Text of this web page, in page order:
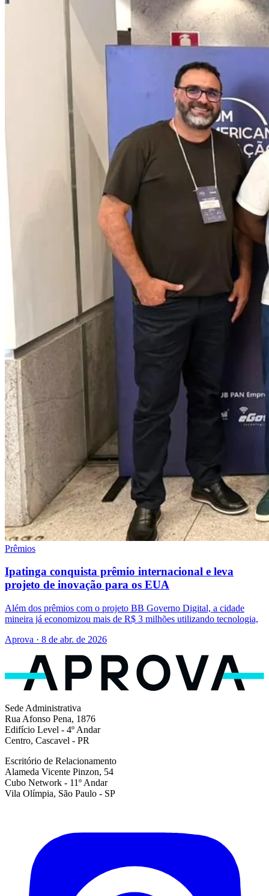
Prêmios
Ipatinga conquista prêmio internacional e leva
projeto de inovação para os EUA
Além dos prêmios com o projeto BB Governo Digital, a cidade
mineira já economizou mais de R$ 3 milhões utilizando tecnologia,
Aprova · 8 de abr. de 2026
Sede Administrativa
Rua Afonso Pena, 1876
Edifício Level - 4º Andar
Centro, Cascavel - PR
Escritório de Relacionamento
Alameda Vicente Pinzon, 54
Cubo Network - 11º Andar
Vila Olímpia, São Paulo - SP